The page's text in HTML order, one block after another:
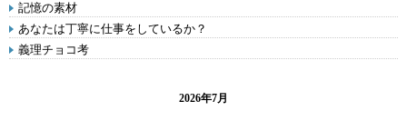
記憶の素材
あなたは丁寧に仕事をしているか？
義理チョコ考
2026年7月